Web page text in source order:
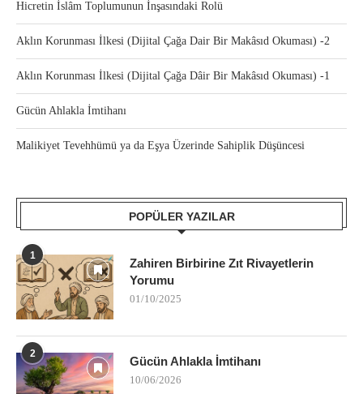
Hicretin İslâm Toplumunun İnşasındaki Rolü
Aklın Korunması İlkesi (Dijital Çağa Dair Bir Makâsıd Okuması) -2
Aklın Korunması İlkesi (Dijital Çağa Dâir Bir Makâsıd Okuması) -1
Gücün Ahlakla İmtihanı
Malikiyet Tevehhümü ya da Eşya Üzerinde Sahiplik Düşüncesi
POPÜLER YAZILAR
1
Zahiren Birbirine Zıt Rivayetlerin
Yorumu
01/10/2025
2
Gücün Ahlakla İmtihanı
10/06/2026